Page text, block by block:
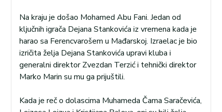
Na kraju je došao Mohamed Abu Fani. Jedan od
ključnih igrača Dejana Stankovića iz vremena kada je
harao sa Ferencvarošem u Mađarskoj. Izraelac je bio
izričita želja Dejana Stankovića upravi kluba i
generalni direktor Zvezdan Terzić i tehnički direktor
Marko Marin su mu ga prijuštili.
Kada je reč o dolascima Muhameda Čama Saračevića,